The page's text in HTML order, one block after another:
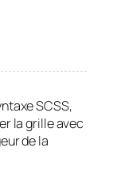
SCSS,
la grille avec
de la